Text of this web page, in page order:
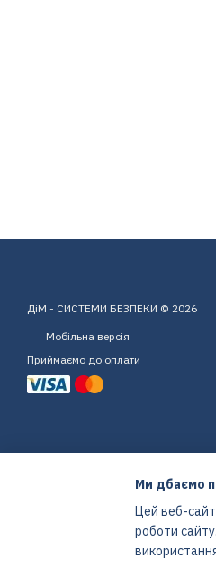
ДіМ - СИСТЕМИ БЕЗПЕКИ © 2026
Мобільна версія
Приймаємо до оплати
Інтернет-магазин створений з Хорошоп
Ми дбаємо
Цей веб-сайт
роботи